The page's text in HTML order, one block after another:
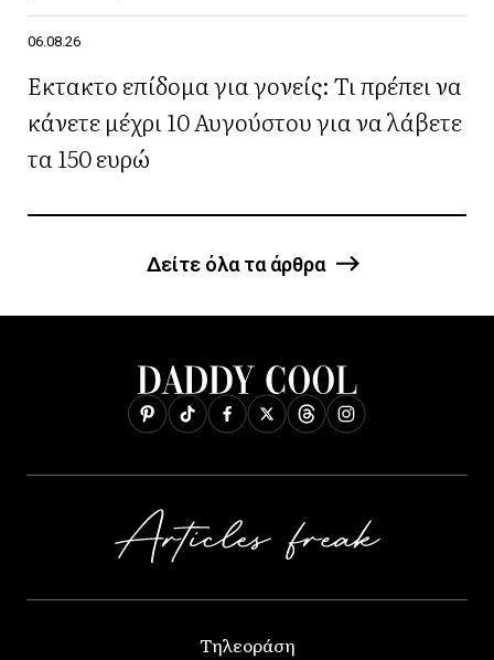
06.08.26
Έκτακτο επίδομα για γονείς: Τι πρέπει να
κάνετε μέχρι 10 Αυγούστου για να λάβετε
τα 150 ευρώ
Δείτε όλα τα άρθρα
Τηλεοράση